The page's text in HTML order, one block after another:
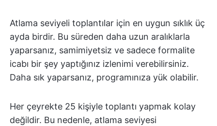
Atlama seviyeli toplantılar için en uygun sıklık üç
ayda birdir. Bu süreden daha uzun aralıklarla
yaparsanız, samimiyetsiz ve sadece formalite
icabı bir şey yaptığınız izlenimi verebilirsiniz.
Daha sık yaparsanız, programınıza yük olabilir.
Her çeyrekte 25 kişiyle toplantı yapmak kolay
değildir. Bu nedenle, atlama seviyesi